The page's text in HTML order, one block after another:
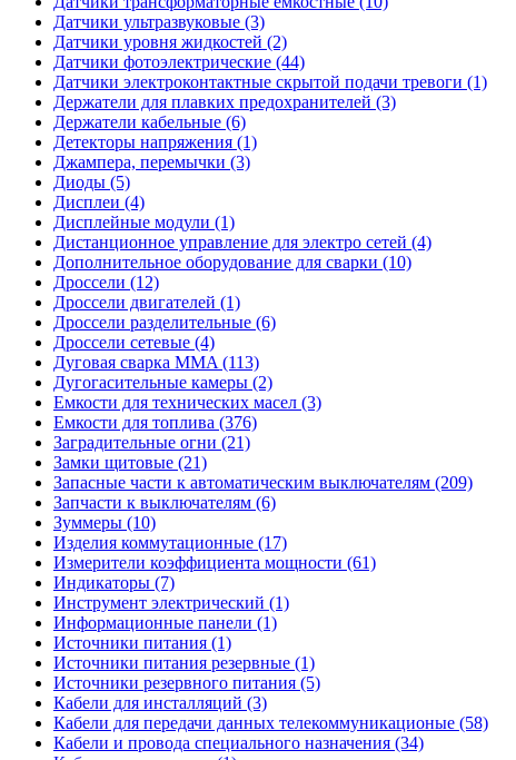
Датчики ультразвуковые (3)
Датчики уровня жидкостей (2)
Датчики фотоэлектрические (44)
Датчики электроконтактные скрытой подачи тревоги (1)
Держатели для плавких предохранителей (3)
Держатели кабельные (6)
Детекторы напряжения (1)
Джампера, перемычки (3)
Диоды (5)
Дисплеи (4)
Дисплейные модули (1)
Дистанционное управление для электро сетей (4)
Дополнительное оборудование для сварки (10)
Дроссели (12)
Дроссели двигателей (1)
Дроссели разделительные (6)
Дроссели сетевые (4)
Дуговая сварка MMA (113)
Дугогасительные камеры (2)
Емкости для технических масел (3)
Емкости для топлива (376)
Заградительные огни (21)
Замки щитовые (21)
Запасные части к автоматическим выключателям (209)
Запчасти к выключателям (6)
Зуммеры (10)
Изделия коммутационные (17)
Измерители коэффициента мощности (61)
Индикаторы (7)
Инструмент электрический (1)
Информационные панели (1)
Источники питания (1)
Источники питания резервные (1)
Источники резервного питания (5)
Кабели для инсталляций (3)
Кабели для передачи данных телекоммуникационые (58)
Кабели и провода специального назначения (34)